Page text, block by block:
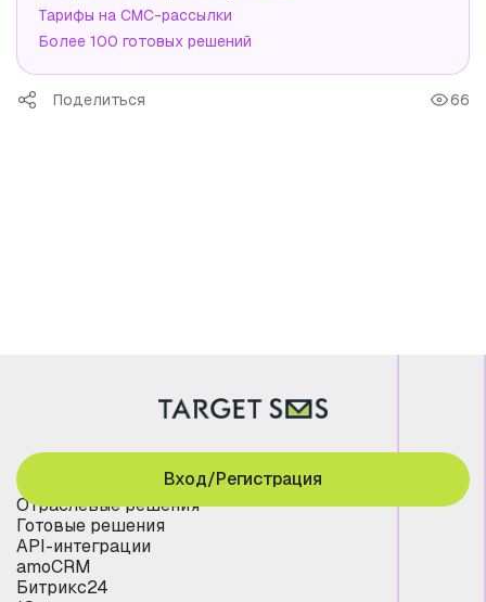
Тарифы на СМС-рассылки
Более 100 готовых решений
Поделиться 66
Отраслевые решения
Готовые решения
API-интеграции
amoCRM
Битрикс24
Вход/Регистрация